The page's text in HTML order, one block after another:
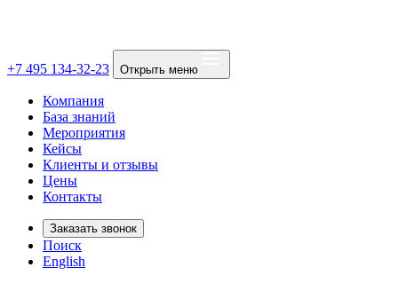
+7 495 134-32-23 Открыть меню
Компания
База знаний
Мероприятия
Кейсы
Клиенты и отзывы
Цены
Контакты
Заказать звонок
Поиск
English